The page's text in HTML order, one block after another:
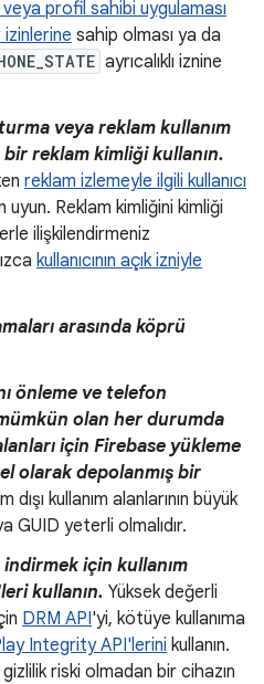
profil sahibi uygulaması
sahip olması ya da
ayrıcalıklı iznine
veya reklam kullanım
bir reklam kimliği kullanın.
reklam izlemeyle ilgili kullanıcı
uyun. Reklam kimliğini kimliği
ilişkilendirmeniz
kullanıcının açık izniyle
arasında köprü
önleme ve telefon
olan her durumda
için Firebase yükleme
olarak depolanmış bir
dışı kullanım alanlarının büyük
GUID yeterli olmalıdır.
için kullanım
kullanın. Yüksek değerli
DRM API'yi, kötüye kullanıma
Integrity API'lerini kullanın.
riski olmadan bir cihazın